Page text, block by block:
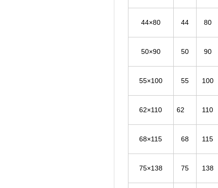
44×80 44 80
50×90 50 90
55×100 55 100
62×110 62 110
68×115 68 115
75×138 75 138